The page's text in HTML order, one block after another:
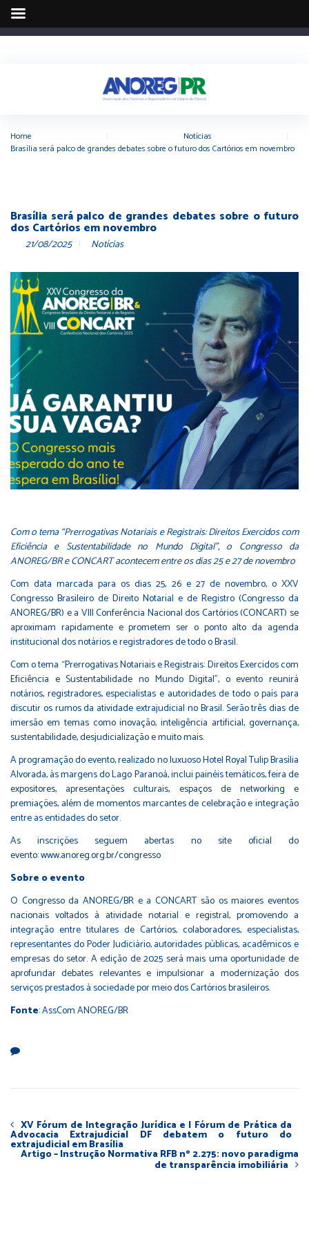
Home Notícias
Brasília será palco de grandes debates sobre o futuro dos Cartórios em novembro
Brasília será palco de grandes debates sobre o futuro
dos Cartórios em novembro
21/08/2025 Notícias
Com o tema “Prerrogativas Notariais e Registrais: Direitos Exercidos com
Eficiência e Sustentabilidade no Mundo Digital”, o Congresso da
ANOREG/BR e CONCART acontecem entre os dias 25 e 27 de novembro
Com data marcada para os dias 25, 26 e 27 de novembro, o XXV
Congresso Brasileiro de Direito Notarial e de Registro (Congresso da
ANOREG/BR) e a VIII Conferência Nacional dos Cartórios (CONCART) se
aproximam rapidamente e prometem ser o ponto alto da agenda
institucional dos notários e registradores de todo o Brasil.
Com o tema “Prerrogativas Notariais e Registrais: Direitos Exercidos com
Eficiência e Sustentabilidade no Mundo Digital”, o evento reunirá
notários, registradores, especialistas e autoridades de todo o país para
discutir os rumos da atividade extrajudicial no Brasil. Serão três dias de
imersão em temas como inovação, inteligência artificial, governança,
sustentabilidade, desjudicialização e muito mais.
A programação do evento, realizado no luxuoso Hotel Royal Tulip Brasília
Alvorada, às margens do Lago Paranoá, inclui painéis temáticos, feira de
expositores, apresentações culturais, espaços de networking e
premiações, além de momentos marcantes de celebração e integração
entre as entidades do setor.
As inscrições seguem abertas no site oficial do
evento:www.anoreg.org.br/congresso
Sobre o evento
O Congresso da ANOREG/BR e a CONCART são os maiores eventos
nacionais voltados à atividade notarial e registral, promovendo a
integração entre titulares de Cartórios, colaboradores, especialistas,
representantes do Poder Judiciário, autoridades públicas, acadêmicos e
empresas do setor. A edição de 2025 será mais uma oportunidade de
aprofundar debates relevantes e impulsionar a modernização dos
serviços prestados à sociedade por meio dos Cartórios brasileiros.
Fonte: AssCom ANOREG/BR
XV Fórum de Integração Jurídica e I Fórum de Prática da
Advocacia Extrajudicial DF debatem o futuro do
extrajudicial em Brasília
Artigo – Instrução Normativa RFB nº 2.275: novo paradigma
de transparência imobiliária